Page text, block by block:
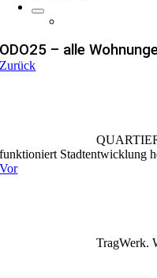
ODO25 – alle
Zurück
funktioniert Stadtentwicklung
Vor
TragWerk.